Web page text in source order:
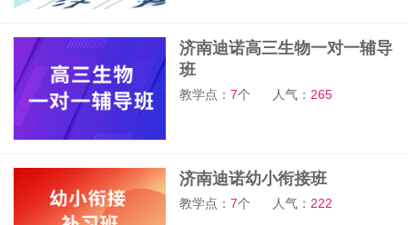
济南迪诺高三生物一对一辅导
班
教学点：7个 人气：265
济南迪诺幼小衔接班
教学点：7个 人气： 222